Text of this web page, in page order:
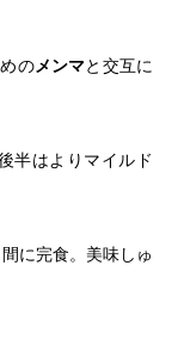
のメンマと交互に
半はよりマイルド
に完食。美味しゅ